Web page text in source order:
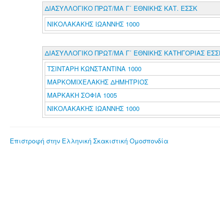
ΔΙΑΣΥΛΛΟΓΙΚΟ ΠΡΩΤ/ΜΑ Γ΄ ΕΘΝΙΚΗΣ ΚΑΤ. ΕΣΣΚ
ΝΙΚΟΛΑΚΑΚΗΣ ΙΩΑΝΝΗΣ 1000
ΔΙΑΣΥΛΛΟΓΙΚΟ ΠΡΩΤ/ΜΑ Γ΄ ΕΘΝΙΚΗΣ ΚΑΤΗΓΟΡΙΑΣ
ΤΣΙΝΤΑΡΗ ΚΩΝΣΤΑΝΤΙΝΑ 1000
ΜΑΡΚΟΜΙΧΕΛΑΚΗΣ ΔΗΜΗΤΡΙΟΣ
ΜΑΡΚΑΚΗ ΣΟΦΙΑ 1005
ΝΙΚΟΛΑΚΑΚΗΣ ΙΩΑΝΝΗΣ 1000
Επιστροφή στην Ελληνική Σκακιστική Ομοσπονδία